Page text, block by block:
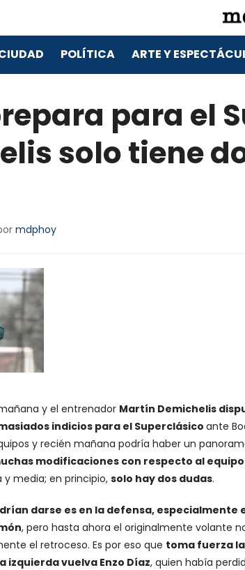
POLÍTICA ARTE Y
para el
solo tiene
mdphoy
y el entrenador Martín Demichelis
indicios para el Superclásicoante
y recién mañana podría haber un
modificaciones con respecto al
media; en principio,solo hay dos dudas.
darse es en la defensa, especialmente
, pero hasta ahora el originalmente volante
el retroceso. Es por eso que toma fuerza
izquierda vuelva Enzo Díaz, quien había